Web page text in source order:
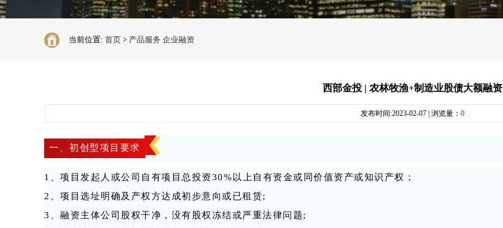
当前位置: 首页 > 产品服务 企业融资
西部金投 | 农林牧渔+制造业股债大额融资
发布时间:2023-02-07 | 浏览量： 0
一、初创型项目要求
1、项目发起人或公司自有项目总投资30%以上自有资金或同价值资产或知识产权；
2、项目选址明确及产权方达成初步意向或已租赁;
3、融资主体公司股权干净，没有股权冻结或严重法律问题;